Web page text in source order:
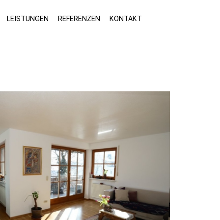
LEISTUNGEN REFERENZEN KONTAKT